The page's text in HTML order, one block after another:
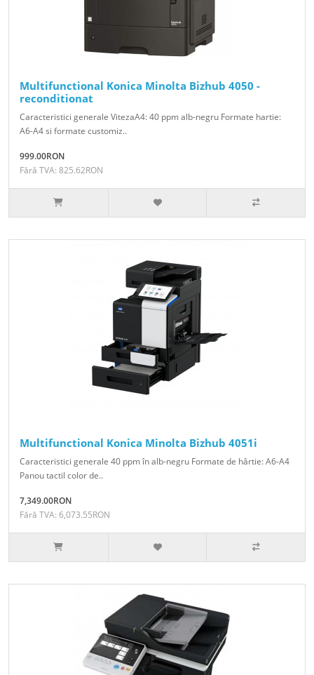
Multifunctional Konica Minolta Bizhub 4050 -
reconditionat
Caracteristici generale VitezaA4: 40 ppm alb-negru Formate hartie:
A6-A4 si formate customiz..
999.00RON
Fără TVA: 825.62RON
Multifunctional Konica Minolta Bizhub 4051i
Caracteristici generale 40 ppm în alb-negru Formate de hârtie: A6-A4
Panou tactil color de..
7,349.00RON
Fără TVA: 6,073.55RON